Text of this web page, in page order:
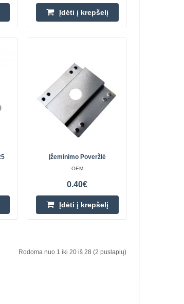
sąrašo
22.40€
Parduotuvėje Vilniuje YRA
Parduotuvėje Kaune NĖRA
Centriniame Sandėlyje NĖRA
Įdėti į krepšelį
sąrašo
7.20€
Įdėti į krepšelį
Įdėti į krepšelį
Įžeminimo Poveržlė
OEM
0.40€
Įdėti į krepšelį
Rodoma nuo 1 iki 20 iš 28 (2 puslapių)